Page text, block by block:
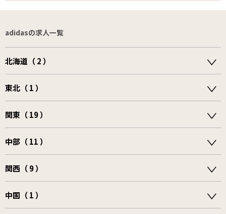
adidasの求人一覧
北海道（ 2 ）
東北（ 1 ）
関東（ 19 ）
中部（ 11 ）
関西（ 9 ）
中国（ 1 ）